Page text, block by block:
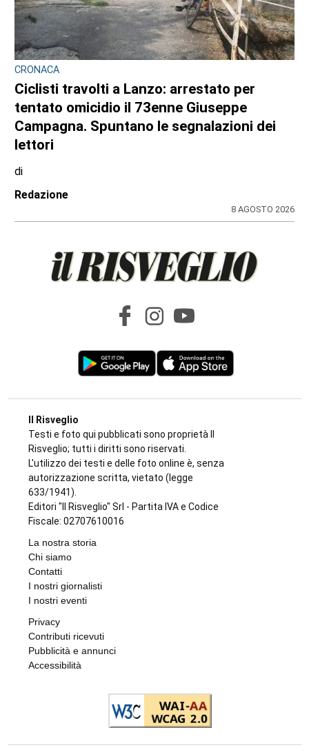
CRONACA
Ciclisti travolti a Lanzo, l’Uncem e Cassani:
«Basta follia, serve una nuova cultura della
strada e corsie riservate»
di
Redazione
L'INIZIATIVA CULTURALE NEL TERRITORIO
La biblioteca di Varisella rinasce con 600
nuovi libri: il primo corso a fine settembre
Redazione